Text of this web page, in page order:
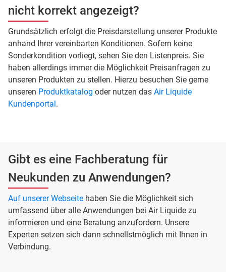
nicht korrekt angezeigt?
Grundsätzlich erfolgt die Preisdarstellung unserer Produkte
anhand Ihrer vereinbarten Konditionen. Sofern keine
Sonderkondition vorliegt, sehen Sie den Listenpreis. Sie
haben allerdings immer die Möglichkeit Preisanfragen zu
unseren Produkten zu stellen. Hierzu besuchen Sie gerne
unseren Produktkatalog oder nutzen das Air Liquide
Kundenportal.
Gibt es eine Fachberatung für
Neukunden zu Anwendungen?
Auf unserer Webseite haben Sie die Möglichkeit sich
umfassend über alle Anwendungen bei Air Liquide zu
informieren und eine Beratung anzufordern. Unsere
Experten setzen sich dann schnellstmöglich mit Ihnen in
Verbindung.